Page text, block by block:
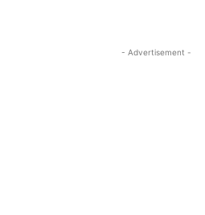
- Advertisement -